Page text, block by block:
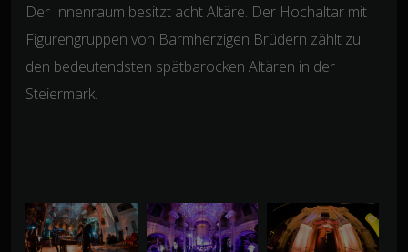
Der Innenraum besitzt acht Altäre. Der Hochaltar mit
Figurengruppen von Barmherzigen Brüdern zählt zu
den bedeutendsten spätbarocken Altären in der
Steiermark.